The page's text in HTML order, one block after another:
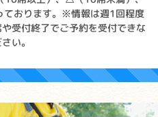
おります。※情報は週1回程度
受付終了でご予約を受付できな
い。